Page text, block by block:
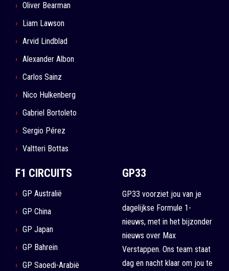
Oliver Bearman
Liam Lawson
Arvid Lindblad
Alexander Albon
Carlos Sainz
Nico Hulkenberg
Gabriel Bortoleto
Sergio Pérez
Valtteri Bottas
F1 CIRCUITS
GP Australië
GP China
GP Japan
GP Bahrein
GP Saoedi-Arabië
GP33
GP33 voorziet jou van je
dagelijkse Formule 1-
nieuws, met in het bijzonder
nieuws over Max
Verstappen. Ons team staat
dag en nacht klaar om jou te